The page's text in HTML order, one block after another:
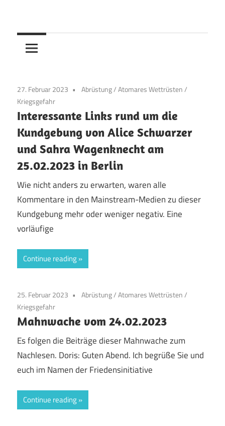
content
27. Februar 2023 Abrüstung/Atomares Wettrüsten/
Kriegsgefahr
Interessante Links rund um die
Kundgebung von Alice Schwarzer
und Sahra Wagenknecht am
25.02.2023 in Berlin
Wie nicht anders zu erwarten, waren alle
Kommentare in den Mainstream-Medien zu dieser
Kundgebung mehr oder weniger negativ. Eine
vorläufige
Continue reading
25. Februar 2023 Abrüstung/Atomares Wettrüsten/
Kriegsgefahr
Mahnwache vom 24.02.2023
Es folgen die Beiträge dieser Mahnwache zum
Nachlesen. Doris: Guten Abend. Ich begrüße Sie und
euch im Namen der Friedensinitiative
Continue reading